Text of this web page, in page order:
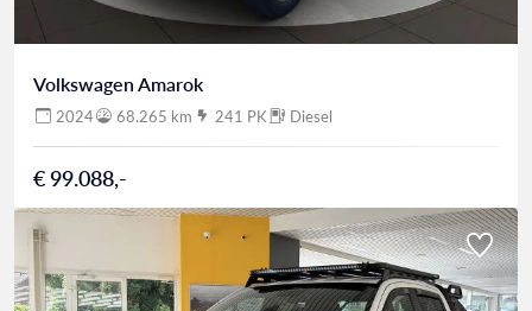
Volkswagen Amarok
2024 68.265 km 241 PK Diesel
€ 99.088,-